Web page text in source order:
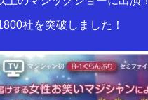
社を突破しました！